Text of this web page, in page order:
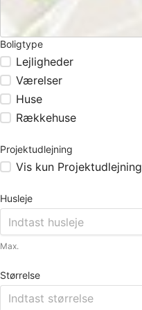
Boligtype
Lejligheder
Værelser
Huse
Rækkehuse
Projektudlejning
Vis kun Projektudlejning
Husleje
Max.
Størrelse